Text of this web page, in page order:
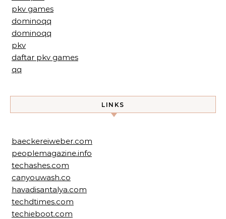
pkv games
dominoqq
dominoqq
pkv
daftar pkv games
qq
LINKS
baeckereiweber.com
peoplemagazine.info
techashes.com
canyouwash.co
havadisantalya.com
techdtimes.com
techieboot.com